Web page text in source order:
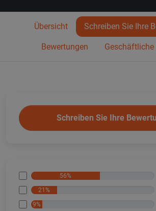
Übersicht Schreiben Sie Ihre
Bewertungen
Schreiben Sie Ihre
56%
21%
9%